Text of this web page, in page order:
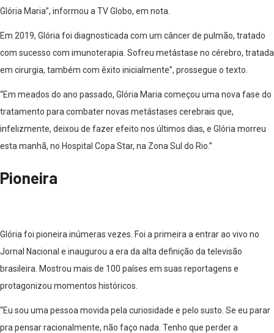
Glória Maria”, informou a TV Globo, em nota.
Em 2019, Glória foi diagnosticada com um câncer de pulmão, tratado
com sucesso com imunoterapia. Sofreu metástase no cérebro, tratada
em cirurgia, também com êxito inicialmente”, prossegue o texto.
“Em meados do ano passado, Glória Maria começou uma nova fase do
tratamento para combater novas metástases cerebrais que,
infelizmente, deixou de fazer efeito nos últimos dias, e Glória morreu
esta manhã, no Hospital Copa Star, na Zona Sul do Rio.”
Pioneira
Glória foi pioneira inúmeras vezes. Foi a primeira a entrar ao vivo no
Jornal Nacional e inaugurou a era da alta definição da televisão
brasileira. Mostrou mais de 100 países em suas reportagens e
protagonizou momentos históricos.
“Eu sou uma pessoa movida pela curiosidade e pelo susto. Se eu parar
pra pensar racionalmente, não faço nada. Tenho que perder a